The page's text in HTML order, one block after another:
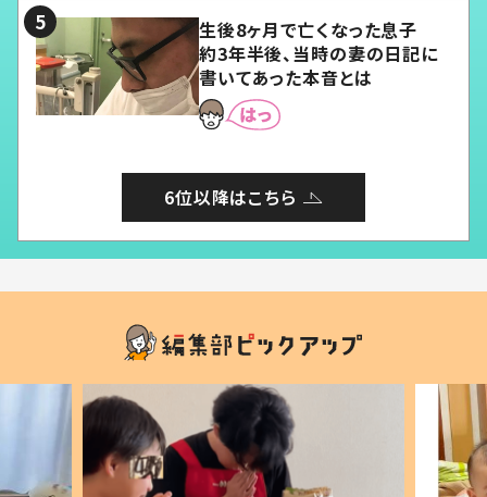
生後8ヶ月で亡くなった息子
約3年半後、当時の妻の日記に
書いてあった本音とは
6位以降はこちら